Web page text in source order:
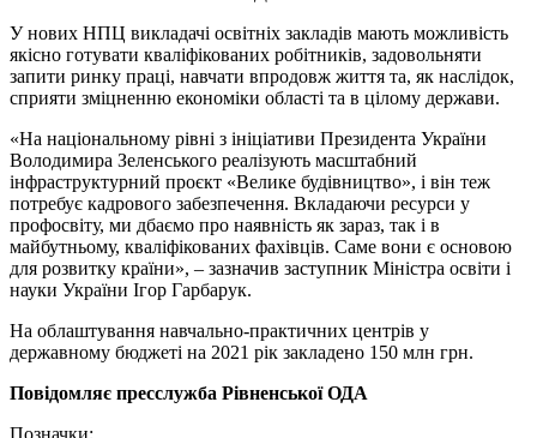
У нових НПЦ викладачі освітніх закладів мають можливість
якісно готувати кваліфікованих робітників, задовольняти
запити ринку праці, навчати впродовж життя та, як наслідок,
сприяти зміцненню економіки області та в цілому держави.
«На національному рівні з ініціативи Президента України
Володимира Зеленського реалізують масштабний
інфраструктурний проєкт «Велике будівництво», і він теж
потребує кадрового забезпечення. Вкладаючи ресурси у
профосвіту, ми дбаємо про наявність як зараз, так і в
майбутньому, кваліфікованих фахівців. Саме вони є основою
для розвитку країни», – зазначив заступник Міністра освіти і
науки України Ігор Гарбарук.
На облаштування навчально-практичних центрів у
державному бюджеті на 2021 рік закладено 150 млн грн.
Повідомляє пресслужба Рівненської ОДА